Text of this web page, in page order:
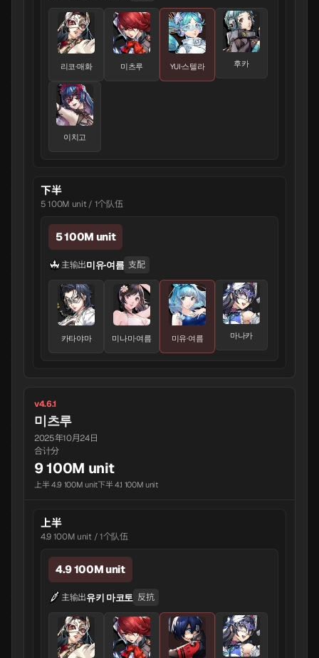
리코·매화 미츠루 YUI·스텔라 후카
이치고
下半
5 100M unit / 1个队伍
5 100M unit
主输出미유·여름 支配
카타야마 미나미·여름 미유·여름 마나카
v4.6.1
미츠루
2025年10月24日
合计分
9 100M unit
上半 4.9 100M unit下半 4.1 100M unit
上半
4.9 100M unit / 1个队伍
4.9 100M unit
主输出유키 마코토 反抗